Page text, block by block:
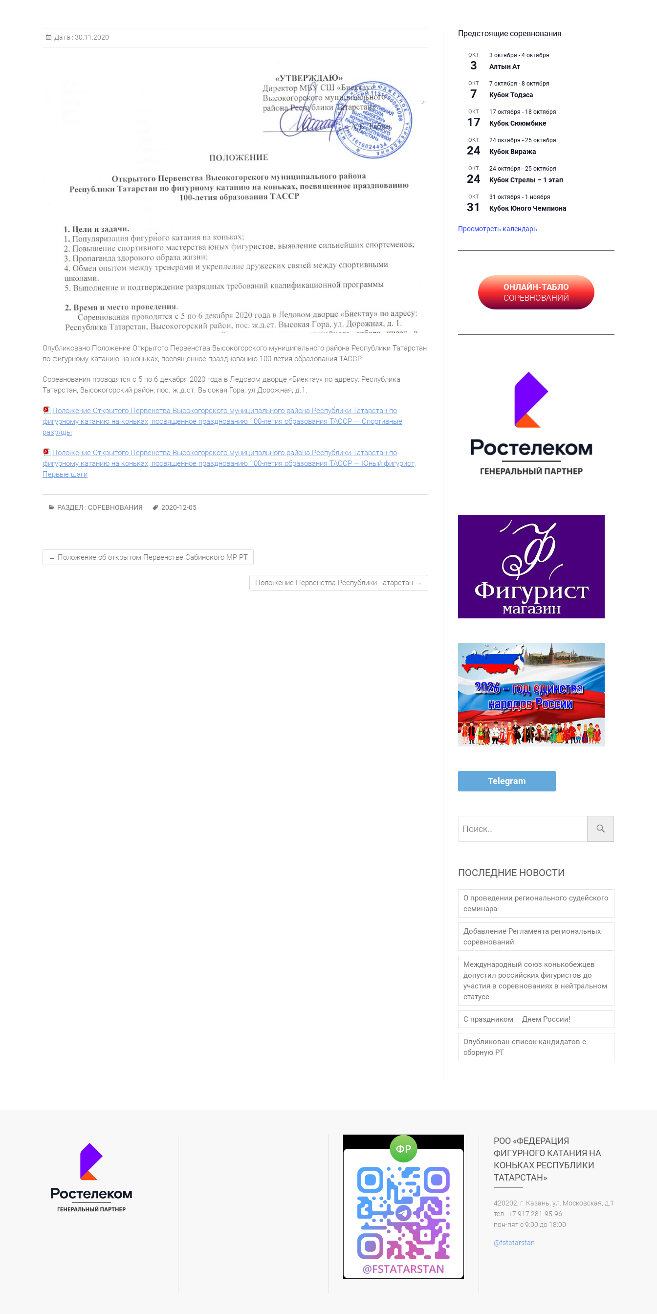
Дата : 30.11.2020
Опубликовано Положение Открытого Первенства Высокогорского муниципального района Республики Татарстан
по фигурному катанию на коньках, посвященное празднованию 100-летия образования ТАССР.
Соревнования проводятся с 5 по 6 декабря 2020 года в Ледовом дворце «Биектау» по адресу: Республика
Татарстан, Высокогорский район, пос. ж.д.ст. Высокая Гора, ул.Дорожная, д.1.
Положение Открытого Первенства Высокогорского муниципального района Республики Татарстан по
фигурному катанию на коньках, посвященное празднованию 100-летия образования ТАССР — Спортивные
разряды
Положение Открытого Первенства Высокогорского муниципального района Республики Татарстан по
фигурному катанию на коньках, посвященное празднованию 100-летия образования ТАССР — Юный фигурист,
Первые шаги
РАЗДЕЛ :СОРЕВНОВАНИЯ 2020-12-05
← Положение об открытом Первенстве Сабинского МР РТ
Положение Первенства Республики Татарстан →
Предстоящие соревнования
ОКТ
3
3 октября - 4 октября
Алтын Ат
ОКТ
7
7 октября - 8 октября
Кубок Тодэса
ОКТ
17
17 октября - 18 октября
Кубок Сююмбике
ОКТ
24
24 октября - 25 октября
Кубок Виража
ОКТ
24
24 октября - 25 октября
Кубок Стрелы – 1 этап
ОКТ
31
31 октября - 1 ноября
Кубок Юного Чемпиона
Просмотреть календарь
ОНЛАЙН-ТАБЛО
СОРЕВНОВАНИЙ
Telegram
ПОСЛЕДНИЕ НОВОСТИ
О проведении регионального судейского
семинара
Добавление Регламента региональных
соревнований
Международный союз конькобежцев
допустил российских фигуристов до
участия в соревнованиях в нейтральном
статусе
С праздником – Днем России!
Опубликован список кандидатов с
сборную РТ
РОО «ФЕДЕРАЦИЯ
ФИГУРНОГО КАТАНИЯ НА
КОНЬКАХ РЕСПУБЛИКИ
ТАТАРСТАН»
420202, г. Казань, ул. Московская, д.1
тел.: +7 917 281-95-96
пон-пят с 9:00 до 18:00
@fstatarstan